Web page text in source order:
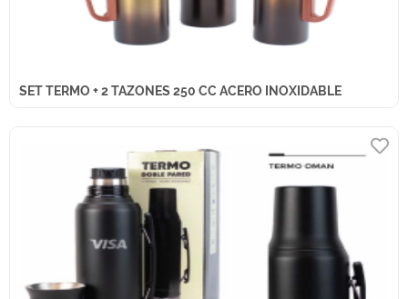
SET TERMO + 2 TAZONES 250 CC ACERO INOXIDABLE